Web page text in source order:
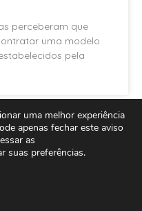
perceberam que
uma modelo
pela
uma melhor experiência
apenas fechar este aviso
as
suas preferências.